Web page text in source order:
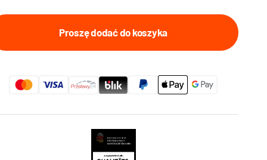
Proszę dodać do koszyka